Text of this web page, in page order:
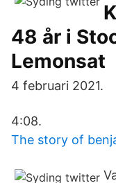
48 år i
Lemonsat
4 februari 2021.
4:08.
The story of